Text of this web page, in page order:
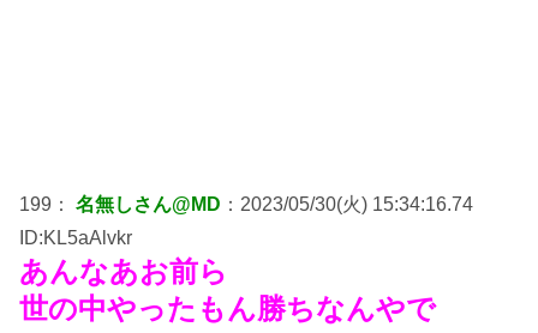
199： 名無しさん@MD ：2023/05/30(火) 15:34:16.74
ID:KL5aAlvkr
あんなあお前ら
世の中やったもん勝ちなんやで